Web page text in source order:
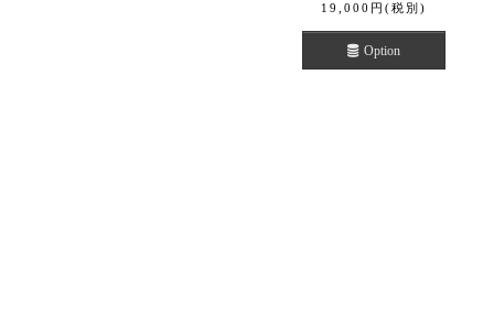
19,000 円 (税別)
Option